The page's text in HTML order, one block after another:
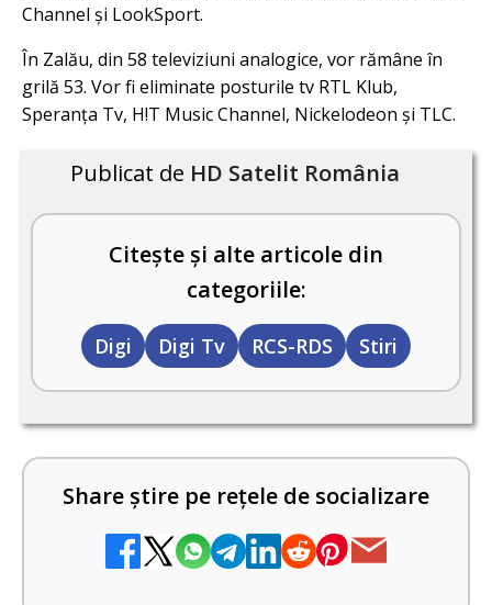
Channel și LookSport.
În Zalău, din 58 televiziuni analogice, vor rămâne în
grilă 53. Vor fi eliminate posturile tv RTL Klub,
Speranța Tv, H!T Music Channel, Nickelodeon și TLC.
Publicat de HD Satelit România
Citește și alte articole din
categoriile:
Digi Digi Tv RCS-RDS Stiri
Share știre pe rețele de socializare